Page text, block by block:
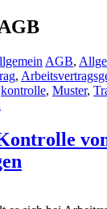
AGB,
,
kontrolle, Muster,